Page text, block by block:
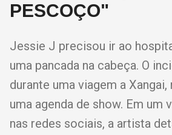
PESCOÇO"
Jessie J precisou ir ao
uma pancada na cabeça. O
durante uma viagem a Xangai,
uma agenda de show. Em um
nas redes sociais, a artista